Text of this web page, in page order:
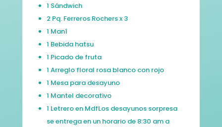
1 Sándwich
2 Pq. Ferreros Rochers x 3
1 Maní
1 Bebida hatsu
1 Picado de fruta
1 Arreglo floral rosa blanco con rojo
1 Mesa para desayuno
1 Mantel decorativo
1 Letrero en MdfLos desayunos sorpresa
se entrega en un horario de 8:30 am a